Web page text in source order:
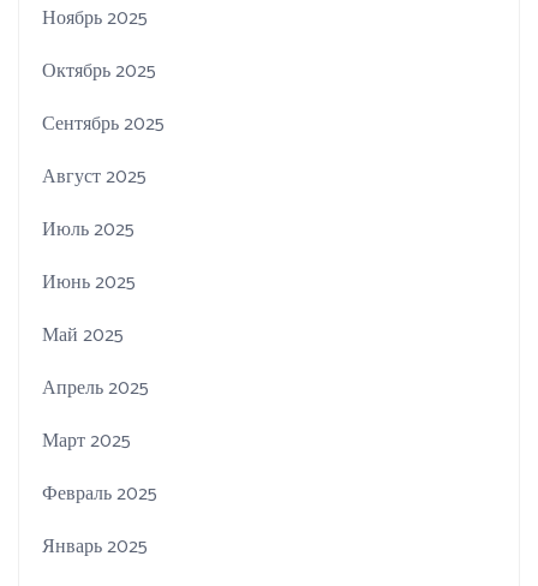
Ноябрь 2025
Октябрь 2025
Сентябрь 2025
Август 2025
Июль 2025
Июнь 2025
Май 2025
Апрель 2025
Март 2025
Февраль 2025
Январь 2025